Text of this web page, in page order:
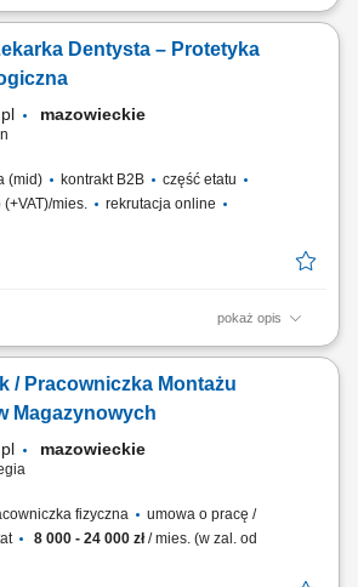
i utrzymywanie długofalowych relacji z
oraz wsparcie klientów w doborze
i prowadzenie szkoleń produktowych.
Dentysta – Protetyka
mazowieckie
(mid) kontrakt B2B
część etatu
mies.
rekrutacja online
pokaż opis
protetyki stomatologicznej zgodnie z
pacjentów. Realizacja świadczeń
oraz usług komercyjnych. Prowadzenie
/ Pracowniczka Montażu
Magazynowych
mazowieckie
fizyczna
umowa o pracę /
8 000 - 24 000 zł/ mies. (w zal. od